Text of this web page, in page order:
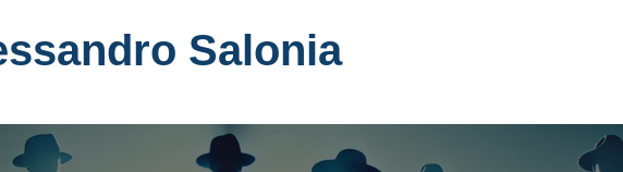
Salonia